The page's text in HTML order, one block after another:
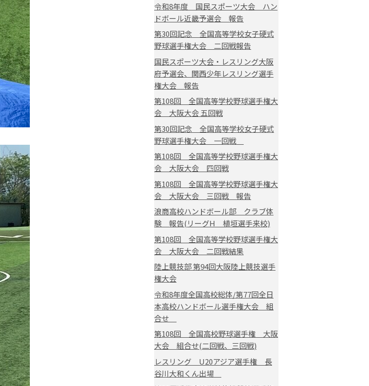
令和8年度 国民スポーツ大会 ハン
ドボール近畿予選会 報告
第30回記念 全国高等学校女子硬式
野球選手権大会 二回戦報告
国民スポーツ大会・レスリング大阪
府予選会、関西少年レスリング選手
権大会 報告
第108回 全国高等学校野球選手権大
会 大阪大会 五回戦
第30回記念 全国高等学校女子硬式
野球選手権大会 一回戦
第108回 全国高等学校野球選手権大
会 大阪大会 四回戦
第108回 全国高等学校野球選手権大
会 大阪大会 三回戦 報告
浪商高校ハンドボール部 クラブ体
験 報告(リーグH 植垣選手来校)
第108回 全国高等学校野球選手権大
会 大阪大会 二回戦結果
陸上競技部 第94回大阪陸上競技選手
権大会
令和8年度全国高校総体/第77回全日
本高校ハンドボール選手権大会 組
合せ
第108回 全国高校野球選手権 大阪
大会 組合せ(二回戦、三回戦)
レスリング U20アジア選手権 長
谷川大和くん出場